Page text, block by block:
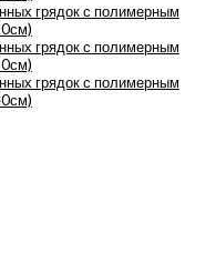
грядок с полимерным
грядок с полимерным
грядок с полимерным